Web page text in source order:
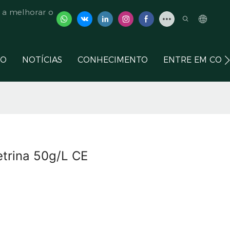
a melhorar o
NOTÍCIAS CONHECIMENTO ENTRE EM
50g/L CE